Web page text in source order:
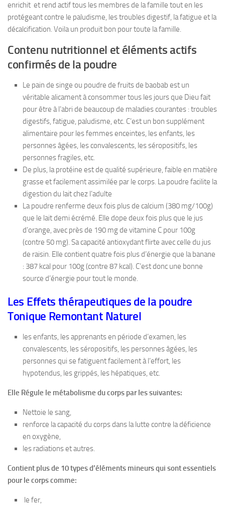
enrichit et rend actif tous les membres de la famille tout en les
protégeant contre le paludisme, les troubles digestif, la fatigue et la
décalcification. Voila un produit bon pour toute la famille.
Contenu nutritionnel et éléments actifs
confirmés de la poudre
Le pain de singe ou poudre de fruits de baobab est un
véritable alicament à consommer tous les jours que Dieu fait
pour être à l’abri de beaucoup de maladies courantes : troubles
digestifs, fatigue, paludisme, etc. C’est un bon supplément
alimentaire pour les femmes enceintes, les enfants, les
personnes âgées, les convalescents, les séropositifs, les
personnes fragiles, etc.
De plus, la protéine est de qualité supérieure, faible en matière
grasse et facilement assimilée par le corps. La poudre facilite la
digestion du lait chez l’adulte
La poudre renferme deux fois plus de calcium (380 mg/100g)
que le lait demi écrémé. Elle dope deux fois plus que le jus
d’orange, avec près de 190 mg de vitamine C pour 100g
(contre 50 mg). Sa capacité antioxydant flirte avec celle du jus
de raisin. Elle contient quatre fois plus d’énergie que la banane
: 387 kcal pour 100g (contre 87 kcal). C’est donc une bonne
source d’énergie pour tout le monde.
Les Effets thérapeutiques de la poudre
Tonique Remontant Naturel
les enfants, les apprenants en période d’examen, les
convalescents, les séropositifs, les personnes âgées, les
personnes qui se fatiguent facilement à l’effort, les
hypotendus, les grippés, les hépatiques, etc.
Elle Régule le métabolisme du corps par les suivantes:
Nettoie le sang,
renforce la capacité du corps dans la lutte contre la déficience
en oxygène,
les radiations et autres.
Contient plus de 10 types d’éléments mineurs qui sont essentiels
pour le corps comme:
le fer,